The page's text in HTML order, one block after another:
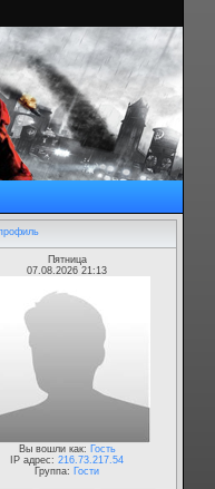
Пятница
07.08.2026 21:13
Вы вошли как: Гость
IP адрес: 216.73.217.54
Группа: Гости